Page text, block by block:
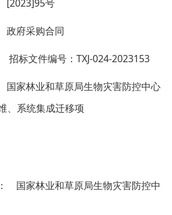
[2023]95号
政府采购合同
招标文件编号：TXJ-024-2023153
国家林业和草原局生物灾害防控中心
、系统集成迁移项
国家林业和草原局生物灾害防控中